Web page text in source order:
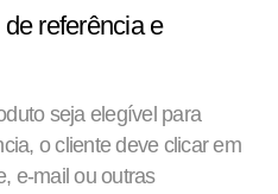
referência e
seja elegível para
o cliente deve clicar em
e-mail ou outras